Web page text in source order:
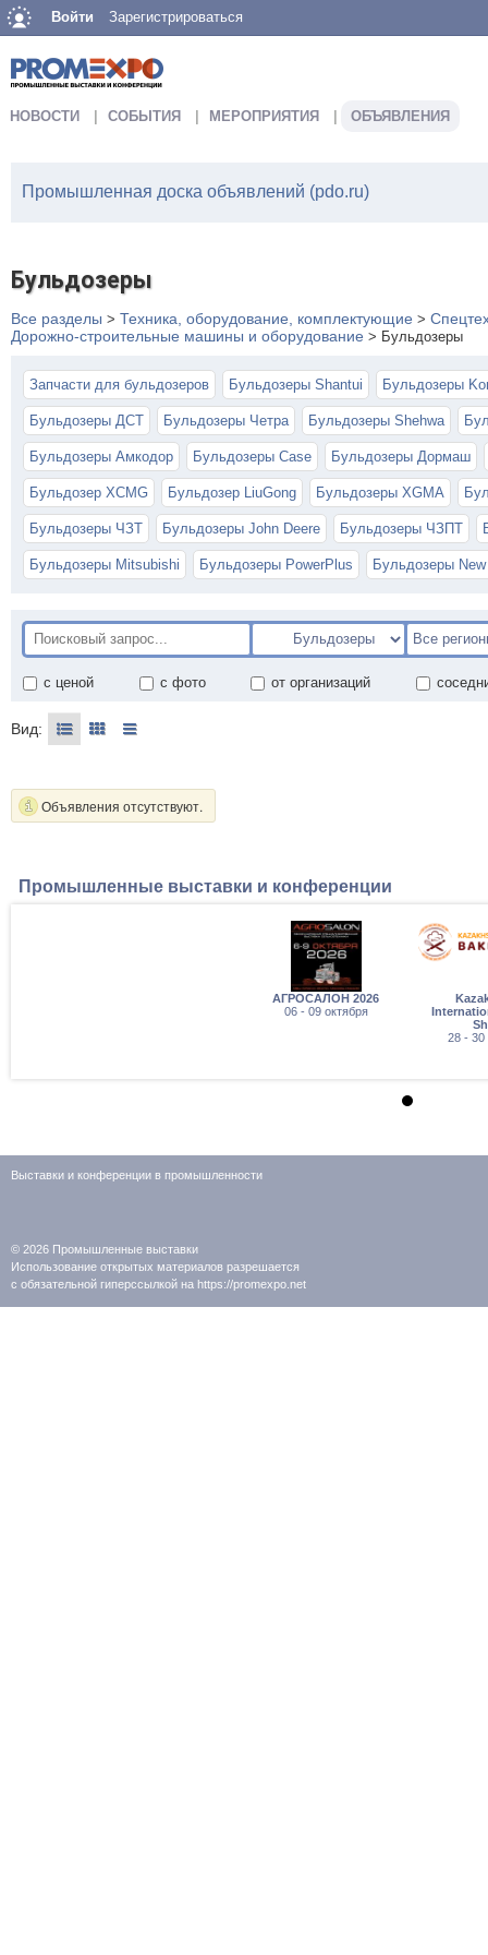
Войти Зарегистрироваться
НОВОСТИ СОБЫТИЯ МЕРОПРИЯТИЯ ОБЪЯВЛЕНИЯ
Промышленная доска объявлений (pdo.ru)
Бульдозеры
Все разделы > Техника, оборудование, комплектующие >
Дорожно-строительные машины и оборудование > Бульдозеры
Запчасти для бульдозеров Бульдозеры Shantui Бульдозеры
Бульдозеры ДСТ Бульдозеры Четра Бульдозеры Shehwa
Бульдозеры Амкодор Бульдозеры Case Бульдозеры Дормаш
Бульдозер XCMG Бульдозер LiuGong Бульдозеры XGMA
Бульдозеры ЧЗТ Бульдозеры John Deere Бульдозеры ЧЗПТ
Бульдозеры Mitsubishi Бульдозеры PowerPlus Бульдозеры
с ценой с фото от организаций
Вид:
Объявления отсутствуют.
Промышленные выставки и конференции
АГРОСАЛОН 2026
06 - 09 октября
28 - 30
Выставки и конференции в промышленности
© 2026 Промышленные выставки
Использование открытых материалов разрешается
с обязательной гиперссылкой на https://promexpo.net